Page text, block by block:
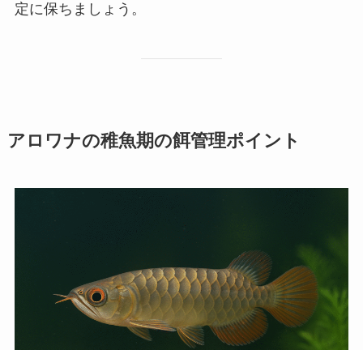
定に保ちましょう。
アロワナの稚魚期の餌管理ポイント